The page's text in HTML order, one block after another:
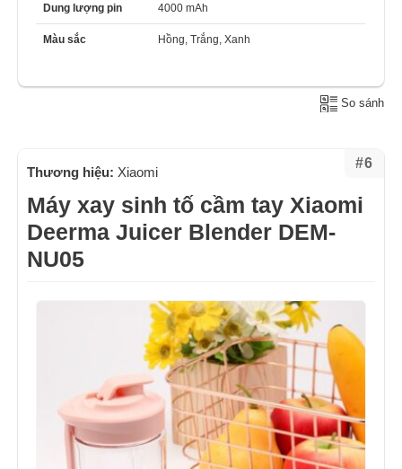
Dung lượng pin 4000 mAh
Màu sắc Hồng, Trắng, Xanh
So sánh
#6
Thương hiệu: Xiaomi
Máy xay sinh tố cầm tay Xiaomi
Deerma Juicer Blender DEM-
NU05